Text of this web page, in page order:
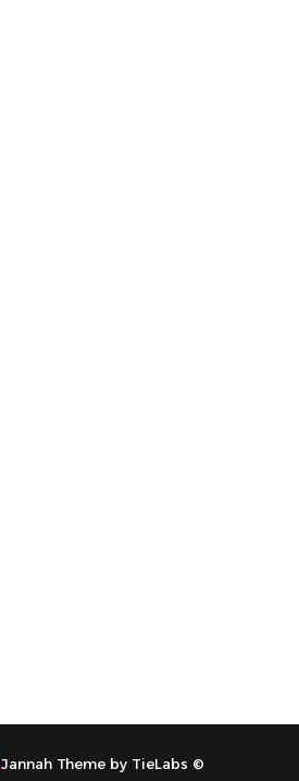
© Copyright 2026, All Rights Reserved |
Jannah Theme by TieLabs